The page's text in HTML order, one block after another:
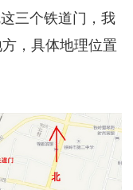
三个铁道门，我
，具体地理位置